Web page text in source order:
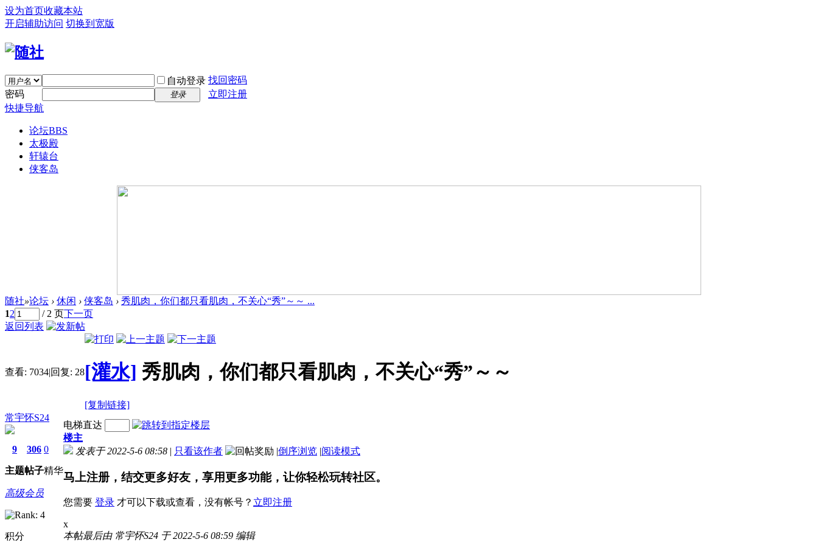
设为首页收藏本站
开启辅助访问 切换到宽版
自动登录 找回密码
密码
登录
立即注册
快捷导航
论坛BBS
太极殿
轩辕台
侠客岛
随社»论坛 › 休闲 › 侠客岛 › 秀肌肉，你们都只看肌肉，不关心“秀”～～ ...
12 / 2 页下一页
返回列表
查看: 7034|回复: 28[灌水] 秀肌肉，你们都只看肌肉，不关心“秀”～～
[复制链接]
常宇怀S24
9
主题
306
帖子
0
精华
高级会员
积分
电梯直达
楼主
发表于 2022-5-6 08:58 | 只看该作者 |倒序浏览 |阅读模式
马上注册，结交更多好友，享用更多功能，让你轻松玩转社区。
您需要 登录 才可以下载或查看，没有帐号？ 立即注册
x
本帖最后由 常宇怀S24 于 2022-5-6 08:59 编辑